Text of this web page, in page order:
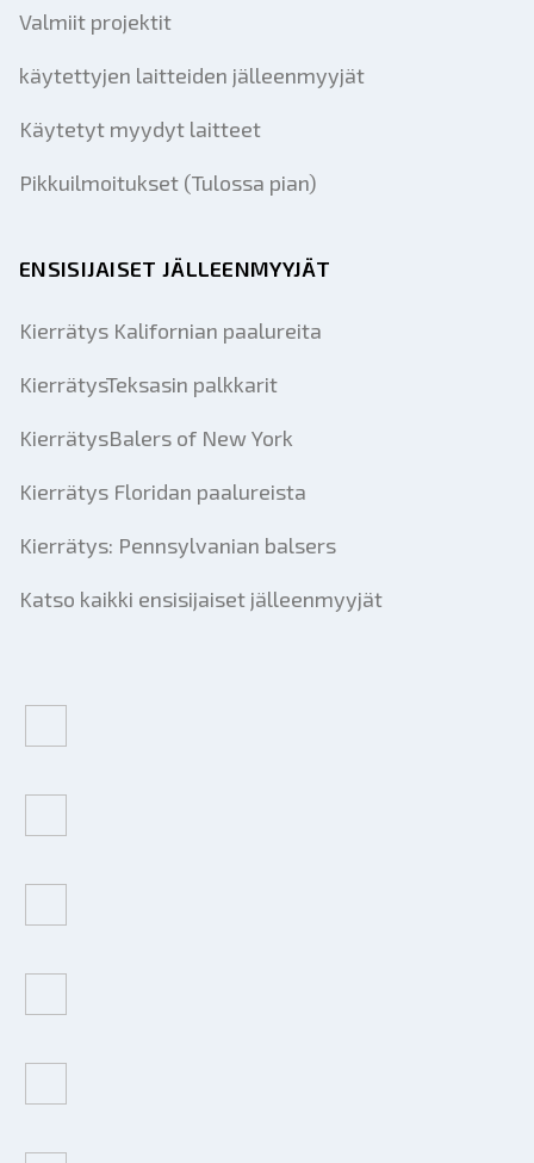
Valmiit projektit
käytettyjen laitteiden jälleenmyyjät
Käytetyt myydyt laitteet
Pikkuilmoitukset (Tulossa pian)
ENSISIJAISET JÄLLEENMYYJÄT
Kierrätys Kalifornian paalureita
KierrätysTeksasin palkkarit
KierrätysBalers of New York
Kierrätys Floridan paalureista
Kierrätys: Pennsylvanian balsers
Katso kaikki ensisijaiset jälleenmyyjät